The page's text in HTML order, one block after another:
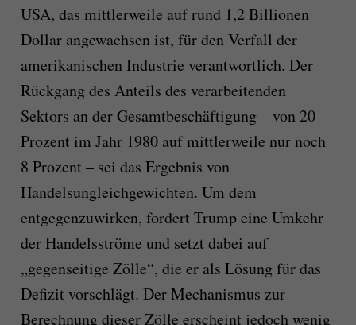
USA, das mittlerweile auf rund 1,2 Billionen
Dollar angewachsen ist, für den Verfall der
amerikanischen Industrie verantwortlich. Der
Rückgang des Anteils des verarbeitenden
Sektors an der Gesamtbeschäftigung – von 20
Prozent im Jahr 1980 auf mittlerweile nur noch
8 Prozent – sei das Ergebnis von
Handelsungleichgewichten. Um dem
entgegenzuwirken, fordert Trump eine Umkehr
der Handelsströme und setzt dabei auf
„gegenseitige Zölle“, die er als Lösung für das
Defizit vorschlägt. Der Mechanismus zur
Berechnung dieser Zölle erscheint jedoch wenig